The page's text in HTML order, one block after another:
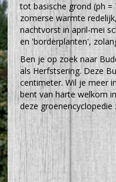
tot basische grond (ph
zomerse warmte
nachtvorst in april-mei
en 'borderplanten',
Ben je op zoek naar
als Herfstsering. Deze
centimeter. Wil je meer
bent van harte welkom
deze